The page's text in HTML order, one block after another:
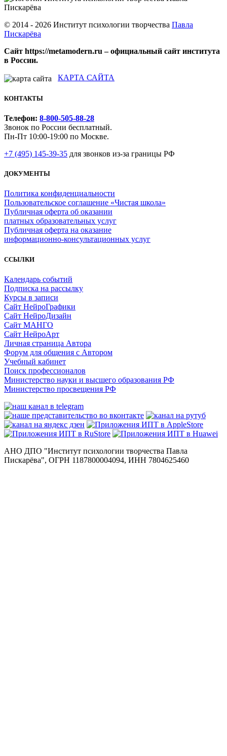
© 2014 - 2026 Институт психологии творчества Павла
Пискарёва
Сайт https://metamodern.ru – официальный сайт института
в России.
КАРТА САЙТА
КОНТАКТЫ
Телефон: 8-800-505-88-28
Звонок по России бесплатный.
Пн-Пт 10:00-19:00 по Москве.
+7 (495) 145-39-35 для звонков из-за границы РФ
ДОКУМЕНТЫ
Политика конфиденциальности
Пользовательское соглашение «Чистая школа»
Публичная оферта об оказании
платных образовательных услуг
Публичная оферта на оказание
информационно‑консультационных услуг
ССЫЛКИ
Календарь событий
Подписка на рассылку
Курсы в записи
Сайт НейроГрафики
Сайт НейроДизайн
Сайт МАНГО
Сайт НейроАрт
Личная страница Автора
Форум для общения с Автором
Учебный кабинет
Поиск профессионалов
Министерство науки и высшего образования РФ
Министерство просвещения РФ
АНО ДПО "Институт психологии творчества Павла
Пискарёва", ОГРН 1187800004094, ИНН 7804625460